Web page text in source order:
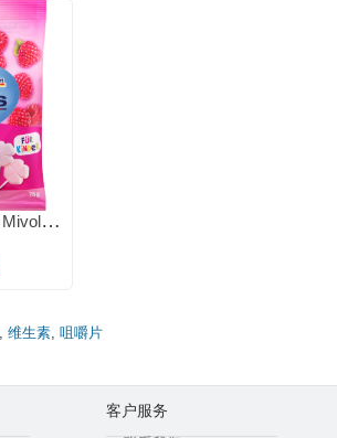
德国直邮 dm产品 Mivolis 儿童葡萄糖棒棒糖 维生素增强免疫力 20粒
维生素 咀嚼片
客户服务